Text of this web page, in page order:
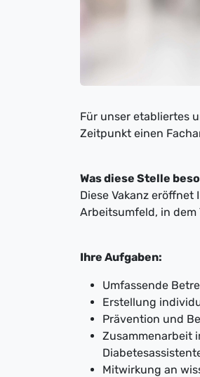
Für unser etabliertes
Zeitpunkt einen
Was diese Stelle
Diese Vakanz
Arbeitsumfeld, in
Ihre Aufgaben:
Umfassende
Erstellung
Prävention und
Zusammenarbeit
Mitwirkung an